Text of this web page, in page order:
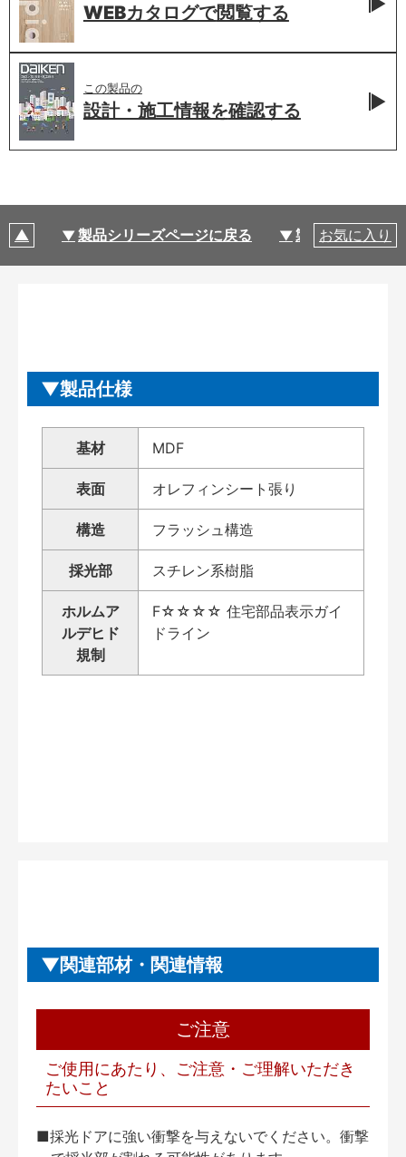
WEBカタログで閲覧する
この製品の
設計・施工情報を確認する
製品シリーズページに戻る 製品仕様
お気に入り
製品仕様
基材 MDF
表面 オレフィンシート張り
構造 フラッシュ構造
採光部 スチレン系樹脂
ホルムア
ルデヒド
規制
F☆☆☆☆ 住宅部品表示ガイ
ドライン
関連部材・関連情報
ご注意
ご使用にあたり、ご注意・ご理解いただき
たいこと
■採光ドアに強い衝撃を与えないでください。衝撃